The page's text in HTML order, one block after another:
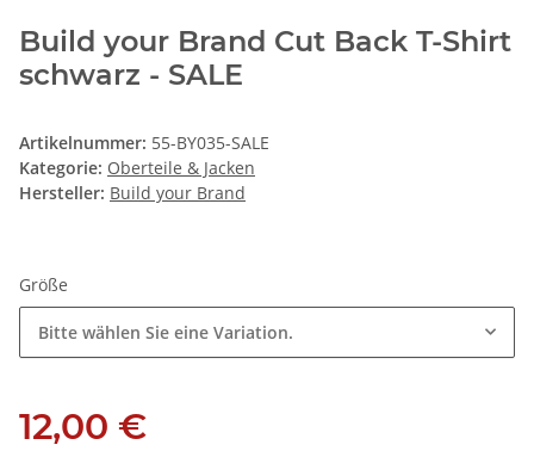
Build your Brand Cut Back T-Shirt
schwarz - SALE
Artikelnummer: 55-BY035-SALE
Kategorie: Oberteile & Jacken
Hersteller: Build your Brand
Größe
Bitte wählen Sie eine Variation.
12,00 €